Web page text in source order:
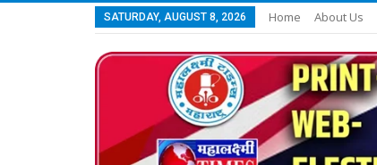
SATURDAY, AUGUST 8, 2026 Home About Us